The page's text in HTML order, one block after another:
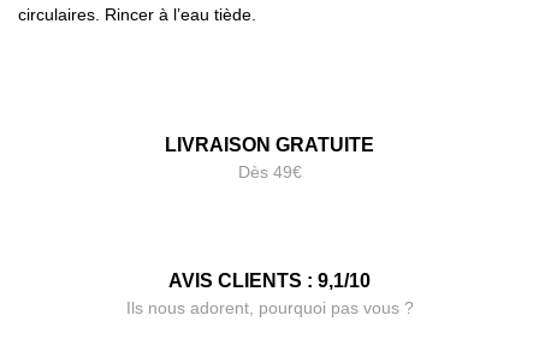
circulaires. Rincer à l’eau tiède.
LIVRAISON GRATUITE
Dès 49€
AVIS CLIENTS : 9,1/10
Ils nous adorent, pourquoi pas vous ?